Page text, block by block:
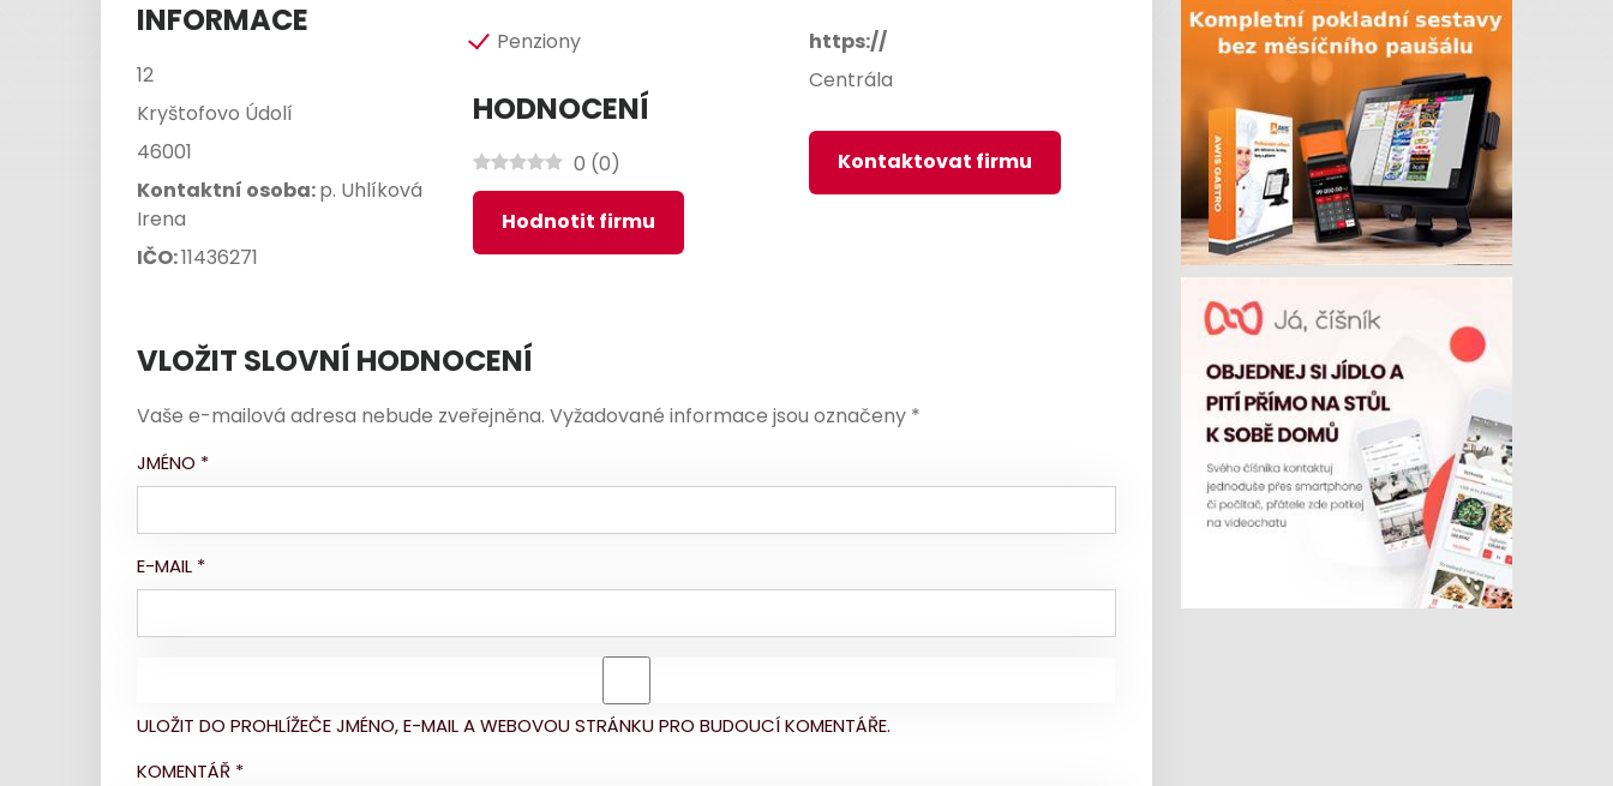
INFORMACE
12
Kryštofovo Údolí
46001
Kontaktní osoba:p. Uhlíková
Irena
IČO:11436271
Penziony
HODNOCENÍ
0 (0)
Hodnotit firmu
https://
Centrála
Kontaktovat firmu
VLOŽIT SLOVNÍ HODNOCENÍ
Vaše e-mailová adresa nebude zveřejněna. Vyžadované informace jsou označeny *
JMÉNO *
E-MAIL *
ULOŽIT DO PROHLÍŽEČE JMÉNO, E-MAIL A WEBOVOU STRÁNKU PRO BUDOUCÍ KOMENTÁŘE.
KOMENTÁŘ *